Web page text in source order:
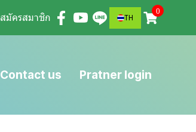
สมัครสมาชิก TH
0
Contact us Pratner login